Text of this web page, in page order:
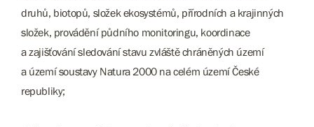
druhů, biotopů, složek ekosystémů, přírodních a krajinných
složek, provádění půdního monitoringu, koordinace
a zajišťování sledování stavu zvláště chráněných území
a území soustavy Natura 2000 na celém území České
republiky;